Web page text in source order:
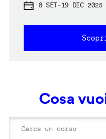
8 SET-19 DIC 2025
Cosa